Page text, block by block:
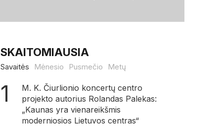
SKAITOMIAUSIA
Savaitės Mėnesio Pusmečio Metų
M. K. Čiurlionio koncertų centro
projekto autorius Rolandas Palekas:
„Kaunas yra vienareikšmis
moderniosios Lietuvos centras“